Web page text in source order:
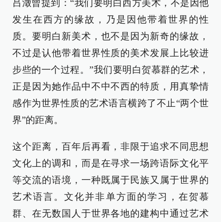
吕澂曾提到：“我们要明白西方美术，不是因他
发生在西方的缘故，乃是因他带着世界的性
质。要明白新美术，也不是因为新奇的缘故，
不过是认他带着世界性质的美术发展上比较进
步些的一个过程。”我们要明白贺慕群的艺术，
正是因为她作品中不中不西的特质，用真挚情
感作为世界性质的艺术语言横跨了不止“两个世
界”的距离。
这个距离，百年后再看，非限于追求不同思想
文化上的调和，而是在寻求一场跨语际文化平
等交流的语境，一种既属于民族又属于世界的
艺术语言。文化并非单方面的学习，在贺慕
群、在无数国人于世界各地的建构中通过艺术